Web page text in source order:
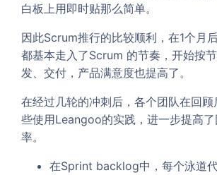
白板上用即时贴那么简单。
因此Scrum推行的比较顺利，在1个月
都基本走入了Scrum 的节奏，开始按
发、交付，产品满意度也提高了。
在经过几轮的冲刺后，各个团队在回顾
些使用Leangoo的实践，进一步提高
率。
在Sprint backlog中，每个泳道